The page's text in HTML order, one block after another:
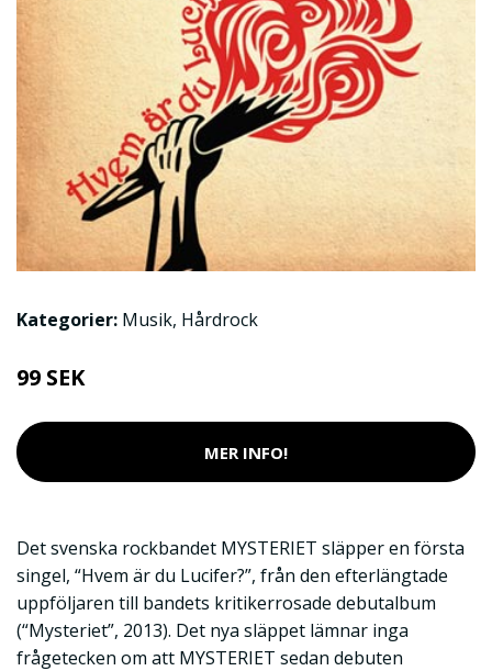
Kategorier: Musik, Hårdrock
99 SEK
MER INFO!
Det svenska rockbandet MYSTERIET släpper en första
singel, “Hvem är du Lucifer?”, från den efterlängtade
uppföljaren till bandets kritikerrosade debutalbum
(“Mysteriet”, 2013). Det nya släppet lämnar inga
frågetecken om att MYSTERIET sedan debuten